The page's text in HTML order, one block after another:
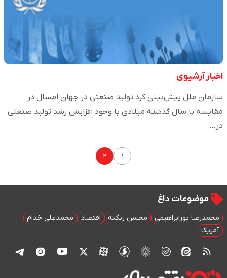
اخبار آرشیوی
سازمان ملل پیش‌بینی کرد تولید صنعتی در جهان امسال در
مقایسه با سال گذشته میلادی با وجود افزایش رشد تولید صنعتی
در…
۱ ۲
موضوعات داغ
محمدرضا پورابراهیمی محسن زنگنه اقتصاد
محمدعلی خدام
آمریکا